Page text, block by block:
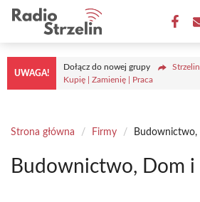
Przejdź
treści
UWAGA!
Dołącz do nowej grupy
Strzelin
Kupię | Zamienię | Praca
Strona główna / Firmy / Budownictwo,
Budownictwo, Dom i